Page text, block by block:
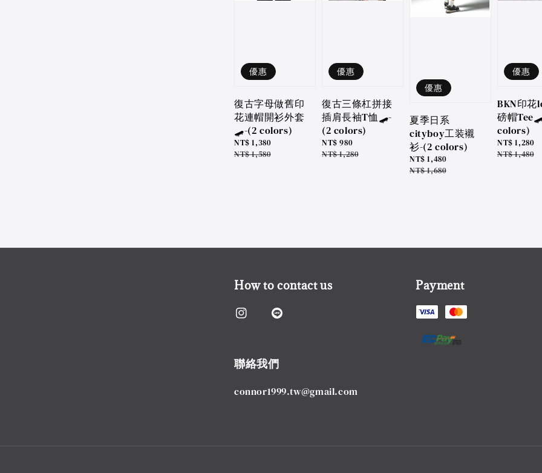
優惠
復古字母做舊印
花連帽開衫外套
🛹-(2 colors)
Sale
price
NT$ 1,380
Regular
NT$ 1,580
優惠
復古三條杠拼接
插肩長袖T恤🛹-
(2 colors)
Sale
price
NT$ 980
Regular
NT$ 1,280
優惠
夏季日系
cityboy工装襯
衫-(2 colors)
Sale
price
NT$ 1,480
Regular
NT$ 1,680
優惠
BKN印花
磅帽
colors)
Sale
price
NT$ 1,280
Regular
NT$ 1,480
How to contact us Payment
聯絡我們
connor1999.tw@gmail.com